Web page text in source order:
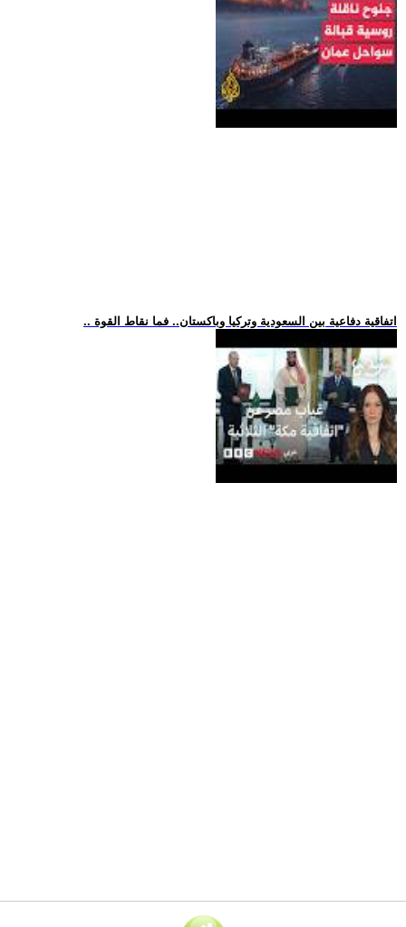
.. اتفاقية دفاعية بين السعودية وتركيا وباكستان.. فما نقاط القوة